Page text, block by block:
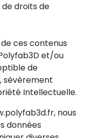
droits de
ces contenus
et/ou
de
sévèrement
Intellectuelle.
nous
données